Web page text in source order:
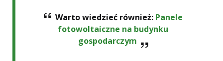
Warto wiedzieć również: Panele
fotowoltaiczne na budynku
gospodarczym